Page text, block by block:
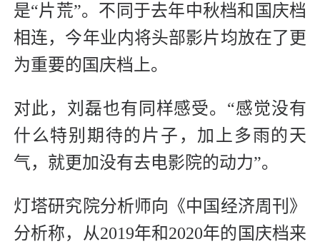
是“片荒”。不同于去年中秋档和国庆档
相连，今年业内将头部影片均放在了更
为重要的国庆档上。
对此，刘磊也有同样感受。“感觉没有
什么特别期待的片子，加上多雨的天
气，就更加没有去电影院的动力”。
灯塔研究院分析师向《中国经济周刊》
分析称，从2019年和2020年的国庆档来